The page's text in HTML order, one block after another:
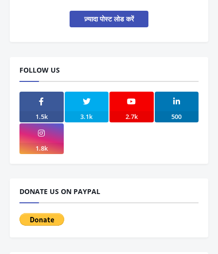
ज़्यादा पोस्ट लोड करें
FOLLOW US
1.5k 3.1k 2.7k 500
1.8k
DONATE US ON PAYPAL